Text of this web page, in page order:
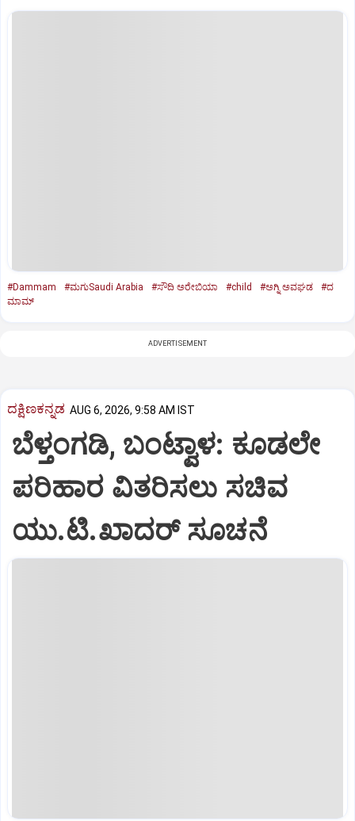
#Dammam #ಮಗುSaudi Arabia #ಸೌದಿ ಅರೇಬಿಯಾ #child #ಅಗ್ನಿ ಅವಘಡ
#ದ
ಮಾಮ್
ADVERTISEMENT
ದಕ್ಷಿಣಕನ್ನಡ AUG 6, 2026, 9:58 AM IST
ಬೆಳ್ತಂಗಡಿ, ಬಂಟ್ವಾಳ: ಕೂಡಲೇ
ಪರಿಹಾರ ವಿತರಿಸಲು ಸಚಿವ
ಯು.ಟಿ.ಖಾದರ್‌ ಸೂಚನೆ